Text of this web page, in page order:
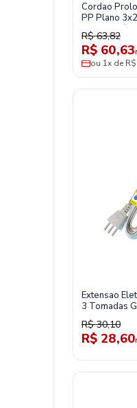
Cordao
PP Plano
220v Pr C/
R$ 63,82
R$ 60,63
ou 1x de
Extensao
3 Tomadas
250V-Daneva
R$ 30,10
R$ 28,60